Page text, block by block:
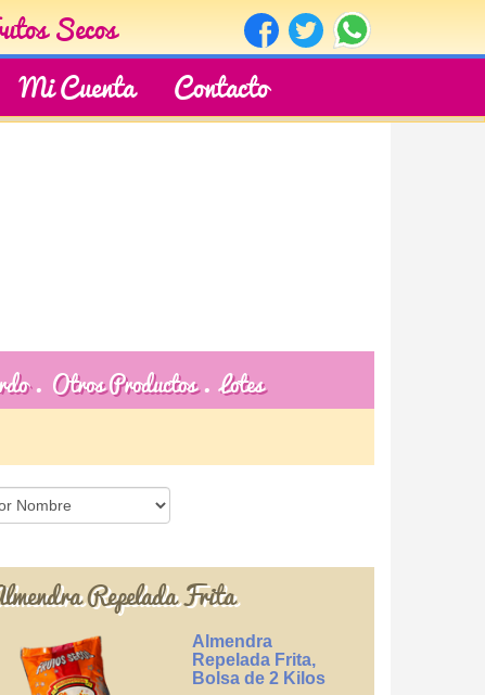
Secos
Mi Cuenta Contacto
Otros Productos Lotes
Repelada Frita
Almendra
Repelada Frita,
Bolsa de 2 Kilos